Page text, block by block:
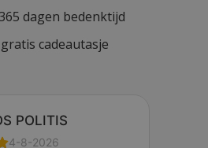
dagen bedenktijd
cadeautasje